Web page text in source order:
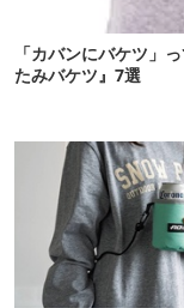
「カバンにバケツ」
たみバケツ』7選